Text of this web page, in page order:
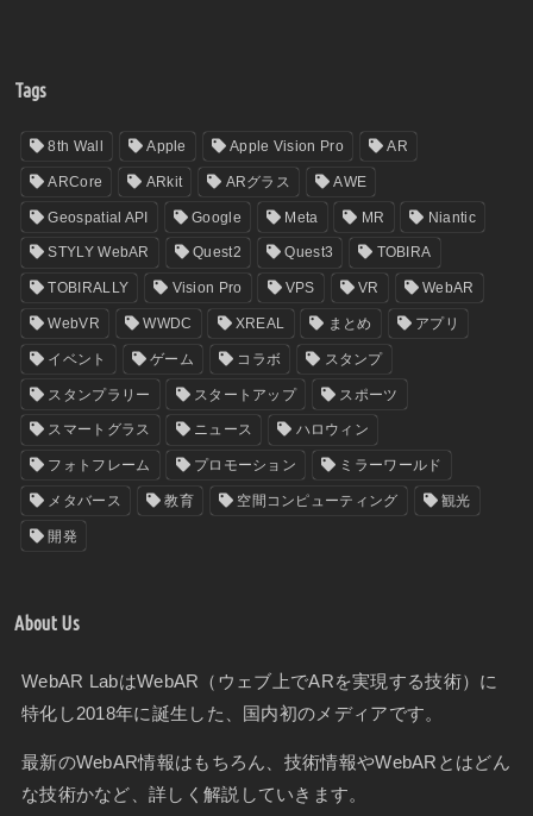
Tags
8th Wall Apple Apple Vision Pro AR
ARCore ARkit ARグラス AWE
Geospatial API Google Meta MR Niantic
STYLY WebAR Quest2 Quest3 TOBIRA
TOBIRALLY Vision Pro VPS VR WebAR
WebVR WWDC XREAL まとめ アプリ
イベント ゲーム コラボ スタンプ
スタンプラリー スタートアップ スポーツ
スマートグラス ニュース ハロウィン
フォトフレーム プロモーション ミラーワールド
メタバース 教育 空間コンピューティング 観光
開発
About Us
WebAR LabはWebAR（ウェブ上でARを実現する技術）に
特化し2018年に誕生した、国内初のメディアです。
最新のWebAR情報はもちろん、技術情報やWebARとはどん
な技術かなど、詳しく解説していきます。